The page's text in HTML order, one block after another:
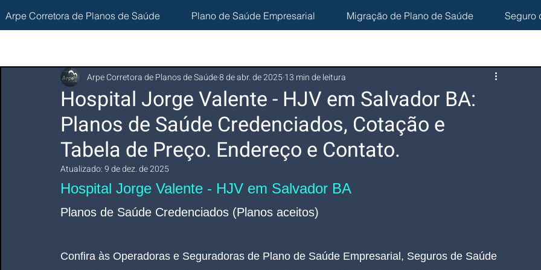
Arpe Corretora de Planos de Saúde Plano de Saúde Empresarial Migração de Plano de Saúde Seguro
Hospital Jorge Valente - HJV em Salvador BA:
Planos de Saúde Credenciados, Cotação e
Tabela de Preço. Endereço e Contato.
Arpe Corretora de Planos de Saúde8 de abr. de 202513 min de leitura
Atualizado:9 de dez. de 2025
Hospital Jorge Valente - HJV em Salvador BA
Planos de Saúde Credenciados (Planos aceitos)
Confira às Operadoras e Seguradoras de Plano de Saúde Empresarial, Seguros de Saúde